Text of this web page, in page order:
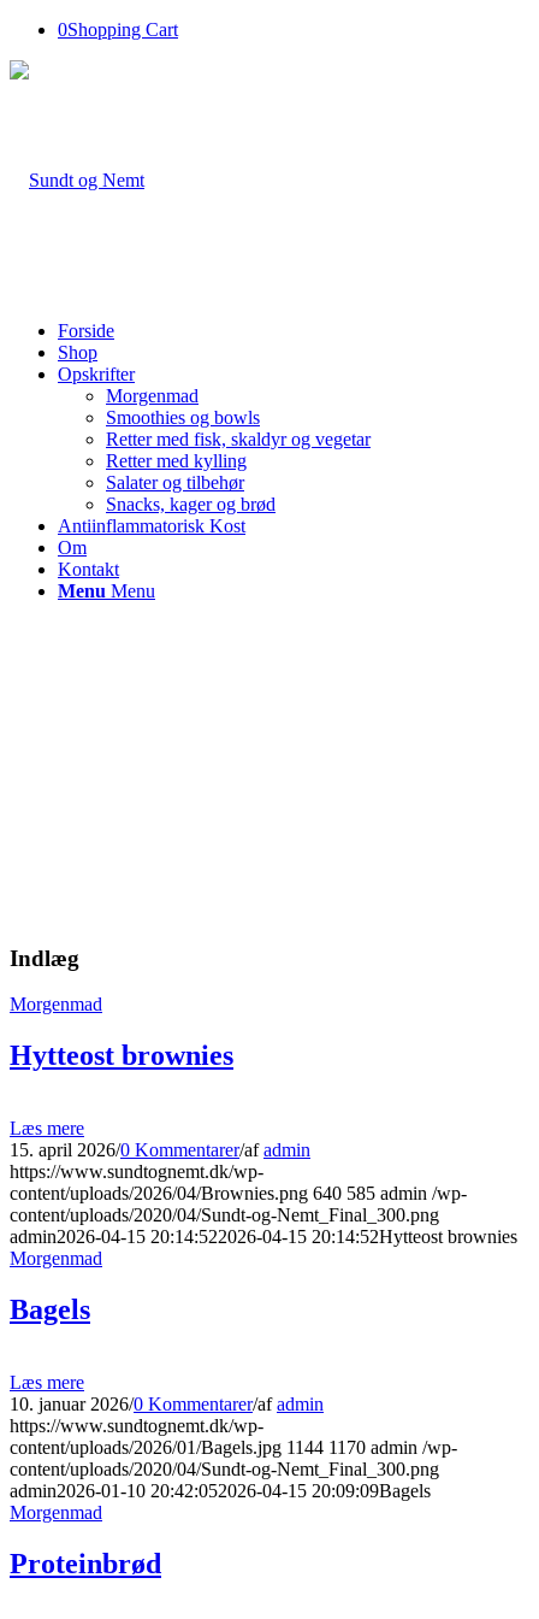
0Shopping Cart
Forside
Shop
Opskrifter
Morgenmad
Smoothies og bowls
Retter med fisk, skaldyr og vegetar
Retter med kylling
Salater og tilbehør
Snacks, kager og brød
Antiinflammatorisk Kost
Om
Kontakt
Menu Menu
Indlæg
Morgenmad
Hytteost brownies
Læs mere
15. april 2026/0 Kommentarer/afadmin
https://www.sundtognemt.dk/wp-
content/uploads/2026/04/Brownies.png 640 585 admin /wp-
content/uploads/2020/04/Sundt-og-Nemt_Final_300.png
admin2026-04-15 20:14:522026-04-15 20:14:52Hytteost brownies
Morgenmad
Bagels
Læs mere
10. januar 2026/0 Kommentarer/afadmin
https://www.sundtognemt.dk/wp-
content/uploads/2026/01/Bagels.jpg 1144 1170 admin /wp-
content/uploads/2020/04/Sundt-og-Nemt_Final_300.png
admin2026-01-10 20:42:052026-04-15 20:09:09Bagels
Morgenmad
Proteinbrød